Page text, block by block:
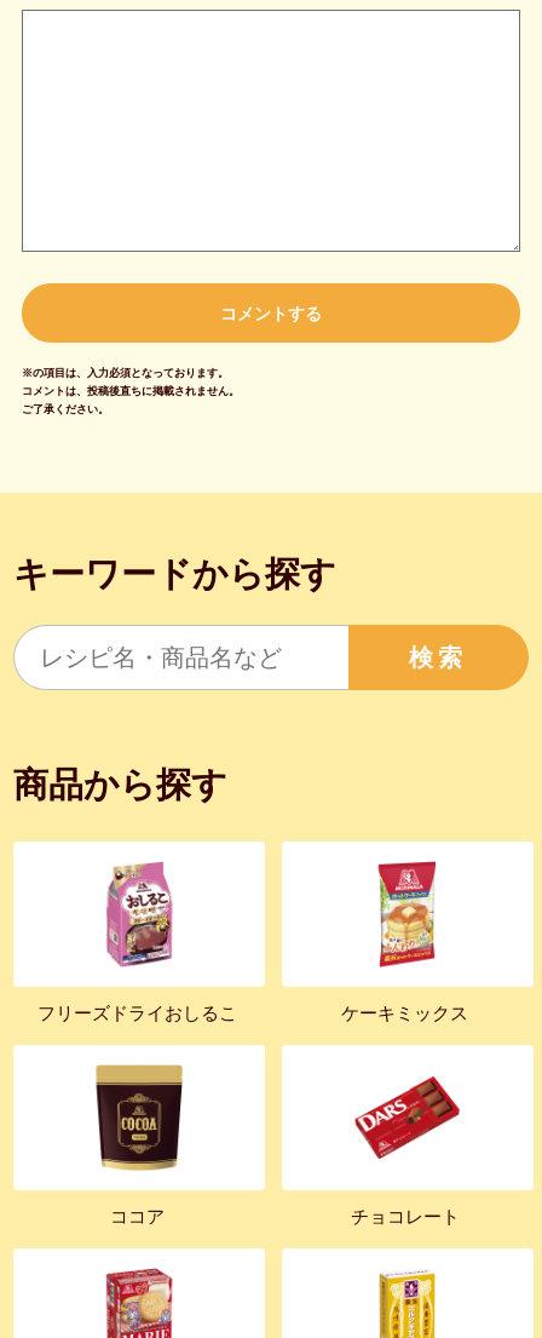
※の項目は、入力必須となっております。
コメントは、投稿後直ちに掲載されません。
ご了承ください。
キーワードから探す
検索
商品から探す
フリーズドライおしるこ ケーキミックス
ココア チョコレート